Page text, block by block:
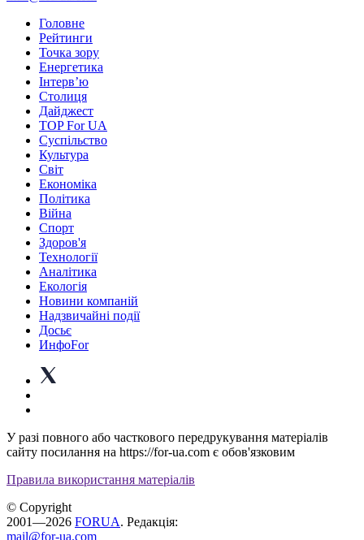
Головне
Рейтинги
Точка зору
Енергетика
Інтерв’ю
Столиця
Дайджест
TOP For UA
Суспiльство
Культура
Світ
Економіка
Політика
Війна
Спорт
Здоров'я
Технології
Аналітика
Екологія
Новини компаній
Надзвичайні події
Досьє
ИнфоFor
У разі повного або часткового передрукування матеріалів
сайту посилання на https://for-ua.com є обов'язковим
Правила використання матеріалів
© Copyright
2001—2026 FORUA. Редакція:
mail@for-ua.com